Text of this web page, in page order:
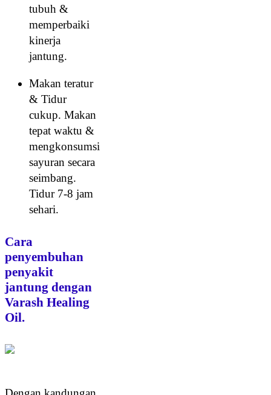
tubuh &
memperbaiki
kinerja
jantung.
Makan teratur
& Tidur
cukup. Makan
tepat waktu &
mengkonsumsi
sayuran secara
seimbang.
Tidur 7-8 jam
sehari.
Cara
penyembuhan
penyakit
jantung dengan
Varash Healing
Oil.